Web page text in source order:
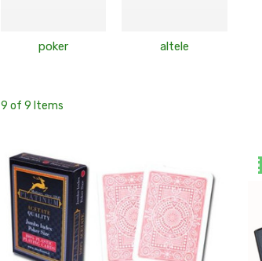
poker altele
9 of 9 Items